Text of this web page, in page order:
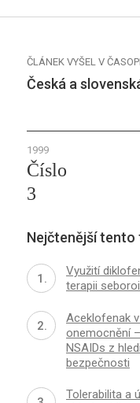
ČLÁNEK VYŠEL V
Česká a
1999
Číslo
3
Nejčtenější tento
Využití
terapii
Aceklofenak
onemocnění
NSAIDs z
bezpečnosti
Tolerabilita a